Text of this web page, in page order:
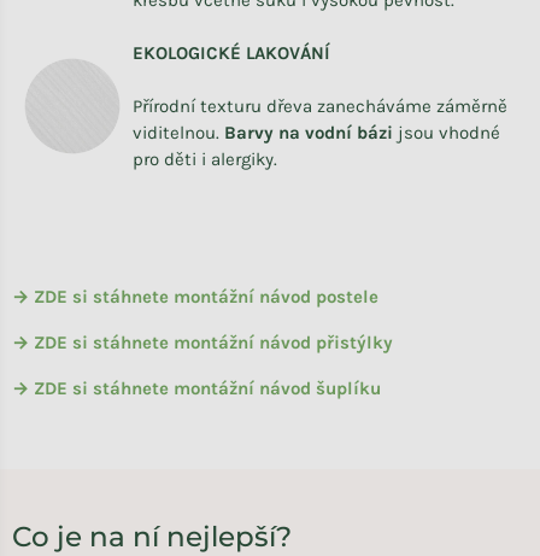
Co je na ní nejlepší?
EKOLOGICKÉ LAKOVÁNÍ
Přírodní texturu dřeva zanecháváme záměrně
viditelnou. Barvy na vodní bázi jsou vhodné
pro děti i alergiky.
→ ZDE si stáhnete montážní návod postele
→ ZDE si stáhnete montážní návod přistýlky
→ ZDE si stáhnete montážní návod šuplíku